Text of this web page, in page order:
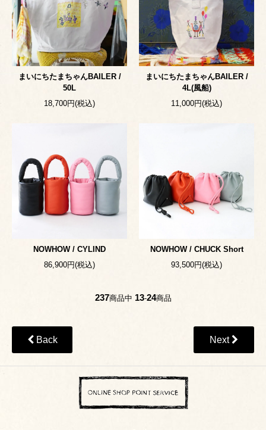
まいにちたまちゃんBAILER /
50L
18,700円(税込)
まいにちたまちゃんBAILER /
4L(風船)
11,000円(税込)
NOWHOW / CYLIND
86,900円(税込)
NOWHOW / CHUCK Short
93,500円(税込)
237商品中 13-24商品
Back Next